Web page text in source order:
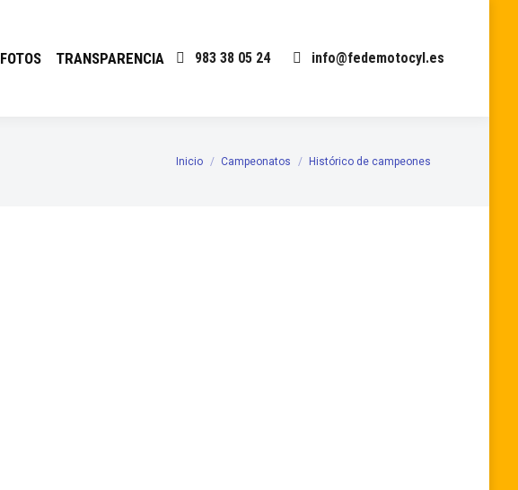
FOTOS TRANSPARENCIA 983 38 05 24 info@fedemotocyl.es
Estás aquí:
Inicio Campeonatos Histórico de campeones